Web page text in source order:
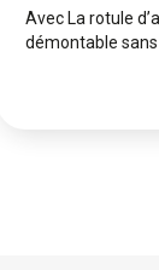
Avec La rotule
démontable sans